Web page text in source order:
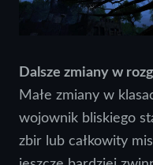
Dalsze zmiany w
Małe zmiany w
wojownik bliskiego
zbir lub całkowity